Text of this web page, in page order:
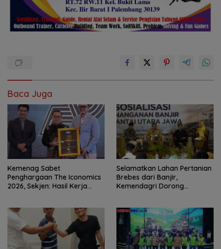
Baca Juga
Kemenag Sabet
Penghargaan The Iconomics
2026, Sekjen: Hasil Kerja
Selamatkan Lahan Pertanian
Brebes dari Banjir,
Kemendagri Dorong